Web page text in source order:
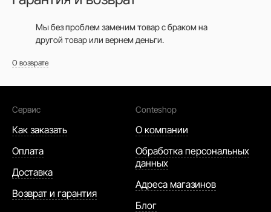
Мы без проблем заменим товар с браком на
другой товар или вернем деньги.
О возврате
Сервис
Как заказать
Оплата
Доставка
Возврат и гарантия
Conteshop
О компании
Обработка персональных
данных
Адреса магазинов
Блог